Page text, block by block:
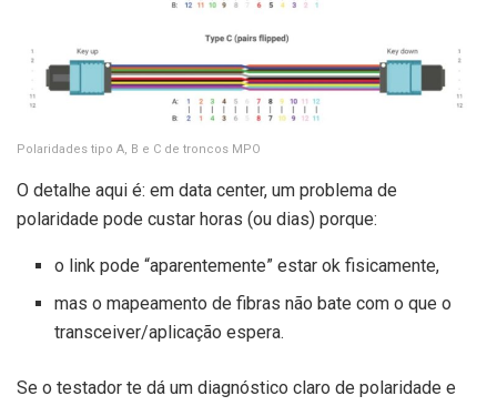
Polaridades tipo A, B e C de troncos MPO
O detalhe aqui é: em data center, um problema de
polaridade pode custar horas (ou dias) porque:
o link pode “aparentemente” estar ok fisicamente,
mas o mapeamento de fibras não bate com o que o
transceiver/aplicação espera.
Se o testador te dá um diagnóstico claro de polaridade e